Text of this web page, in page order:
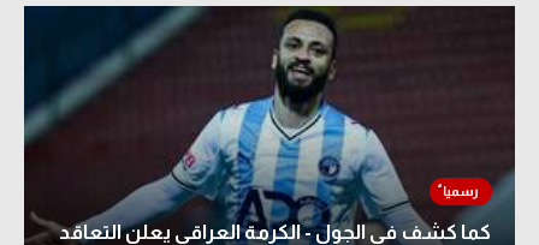
كما كشف في الجول - الكرمة العراقي يعلن التعاقد